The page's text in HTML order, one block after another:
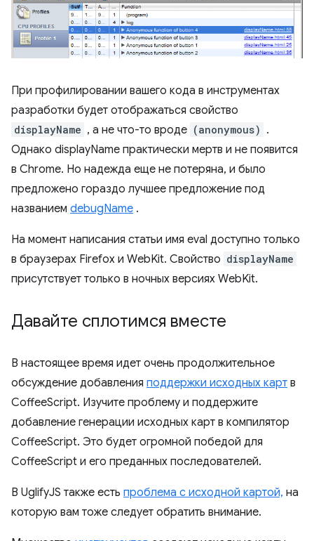
При профилировании вашего кода в инструментах
разработки будет отображаться свойство
displayName , а не что-то вроде (anonymous) .
Однако displayName практически мертв и не появится
в Chrome. Но надежда еще не потеряна, и было
предложено гораздо лучшее предложение под
названием debugName .
На момент написания статьи имя eval доступно только
в браузерах Firefox и WebKit. Свойство displayName
присутствует только в ночных версиях WebKit.
Давайте сплотимся вместе
В настоящее время идет очень продолжительное
обсуждение добавления поддержки исходных карт в
CoffeeScript. Изучите проблему и поддержите
добавление генерации исходных карт в компилятор
CoffeeScript. Это будет огромной победой для
CoffeeScript и его преданных последователей.
В UglifyJS также есть проблема с исходной картой, на
которую вам тоже следует обратить внимание.